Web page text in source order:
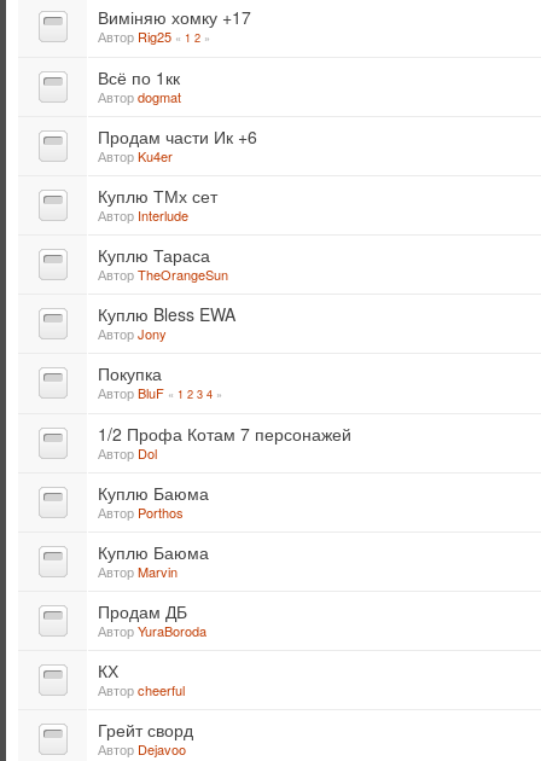
Виміняю хомку +17
Автор Rig25 « 1 2 »
Всё по 1кк
Авторdogmat
Продам части Ик +6
АвторKu4er
Куплю ТМх сет
Автор Interlude
Куплю Тараса
АвторTheOrangeSun
Куплю Bless EWA
АвторJony
Покупка
АвторBluF « 1 2 3 4 »
1/2 Профа Котам 7 персонажей
Автор Dol
Куплю Баюма
Автор Porthos
Куплю Баюма
АвторMarvin
Продам ДБ
АвторYuraBoroda
КХ
Авторcheerful
Грейт сворд
Автор Dejavoo